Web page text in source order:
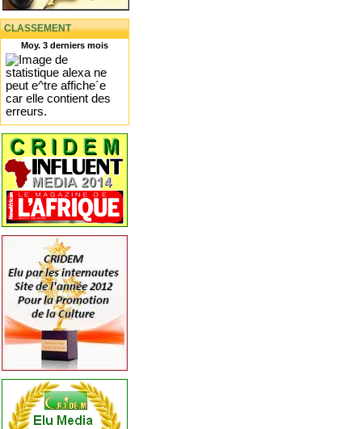
CLASSEMENT
Moy. 3 derniers mois